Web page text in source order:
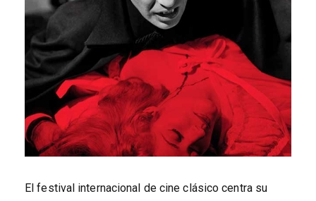
El festival internacional de cine clásico centra su